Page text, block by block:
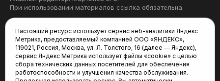
При использовании материалов ссылка обязательна.
Редакция:
625035, Тюмень, пр. Геологоразведчиков, 28А
(3452) 68-22-28
tum-arena@mail.ru
Настоящий ресурс использует сервис веб-аналитики Яндекс
Метрика, предоставляемый компанией ООО «ЯНДЕКС»,
119021, Россия, Москва, ул. Л. Толстого, 16 (далее — Яндекс),
сервис Яндекс Метрика использует файлы «cookie» с целью
сбора технических данных посетителей для обеспечения
работоспособности и улучшения качества обслуживания.